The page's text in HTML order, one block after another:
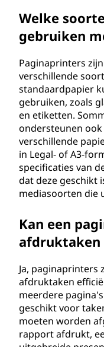
Welke
gebruiken
Paginaprinters
verschillende
standaardpapier
gebruiken, zoals
en etiketten.
ondersteunen
verschillende
in Legal- of A3-
specificaties van
dat deze geschikt
mediasoorten die
Kan een
afdruktaken
Ja,
afdruktaken
meerdere
geschikt voor
moeten worden
rapport afdrukt,